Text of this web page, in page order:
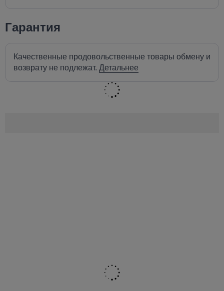
Гарантия
Качественные продовольственные товары обмену и
возврату не подлежат. Детальнее